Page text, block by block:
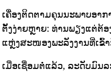
ເຄື່ອງຕິດຕາມຄຸນນະພາບອາ
ຕັ້ງງ່າຍຫຼາຍ: ທ່ານພຽງແຕ່ຕ້
ແຫຼ່ງສະໜອງພະລັງງານທີ່ເຂົ້າ
ເມື່ອເຊື່ອມຕໍ່ແລ້ວ, ລະດັບມົນ